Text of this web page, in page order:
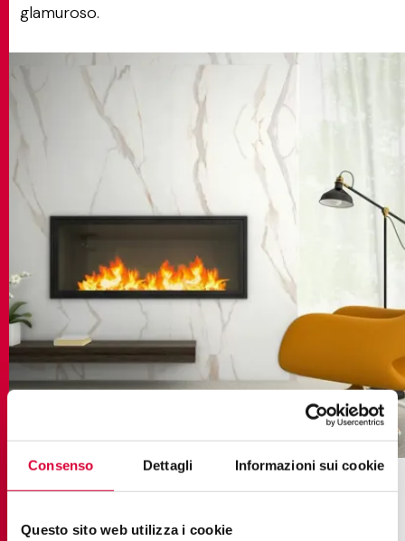
Consenso Dettagli Informazioni sui cookie
Questo sito web utilizza i cookie
glamuroso.
Visualiza y personaliza tu
chimenea con MatchApp